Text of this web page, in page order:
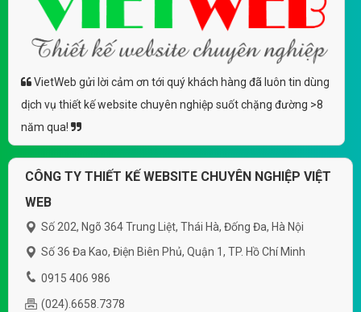
VietWeb gửi lời cảm ơn tới quý khách hàng đã luôn tin dùng
dịch vụ thiết kế website chuyên nghiệp suốt chặng đường >8
năm qua!
CÔNG TY THIẾT KẾ WEBSITE CHUYÊN NGHIỆP VIỆT
WEB
Số 202, Ngõ 364 Trung Liệt, Thái Hà, Đống Đa, Hà Nội
Số 36 Đa Kao, Điện Biên Phủ, Quận 1, TP. Hồ Chí Minh
0915 406 986
(024).6658.7378